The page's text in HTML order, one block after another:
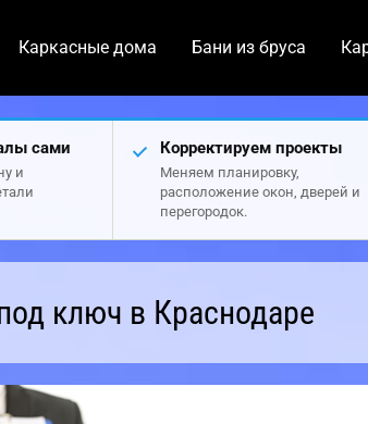
Каркасные дома Бани из бруса
сами
и
Корректируем проекты
Меняем планировку,
расположение окон, дверей и
перегородок.
ключ в Краснодаре